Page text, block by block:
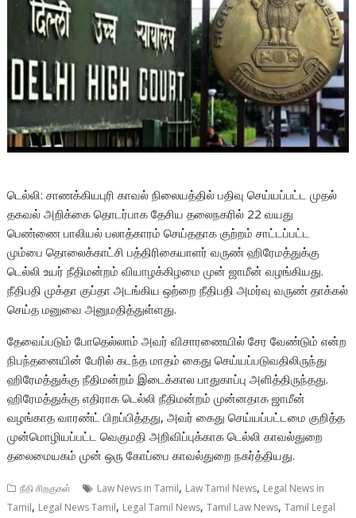
டெல்லி: சாணக்கியபுரி காவல் நிலையத்தில் பதிவு செய்யப்பட்ட முதல்
தகவல் அறிக்கை தொடர்பாக தேசிய தலைநகரில் 22 வயது
பெண்ணை பாலியல் பலாத்காரம் செய்ததாக குற்றம் சாட்டப்பட்ட
மும்பை தொலைக்காட்சி பத்திரிகையாளர் வருண் ஹிரேமத்துக்கு
டெல்லி உயர் நீதிமன்றம் வியாழக்கிழமை முன் ஜாமீன் வழங்கியது.
நீதிபதி முக்தா குப்தா அடங்கிய ஒற்றை நீதிபதி அமர்வு வருண் தாக்கல்
செய்த மனுவை அனுமதித்துள்ளது.
தேவைப்படும் போதெல்லாம் அவர் விசாரணையில் சேர வேண்டும் என்ற
நிபந்தனையின் பேரில் கடந்த மாதம் கைது செய்யப்படுவதிலிருந்து
ஹிரேமத்துக்கு நீதிமன்றம் இடைக்கால பாதுகாப்பு அளித்திருந்தது.
ஹிரேமத்துக்கு எதிராக டெல்லி நீதிமன்றம் முன்னதாக ஜாமீன்
வழங்காத வாரண்ட் பிறப்பித்தது, அவர் கைது செய்யப்பட்டமை குறித்த
முன்மொழியப்பட்ட வெகுமதி அறிவிப்புக்காக டெல்லி காவல்துறை
தலைமையகம் முன் ஒரு கோப்பை காவல்துறை நகர்த்தியது.
நீதி சிறகுகள் Law News in Tamil, Law Tamil News, Legal News in
Tamil, Legal News Tamil, Legal Tamil News,Tamil Law News,Tamil Legal